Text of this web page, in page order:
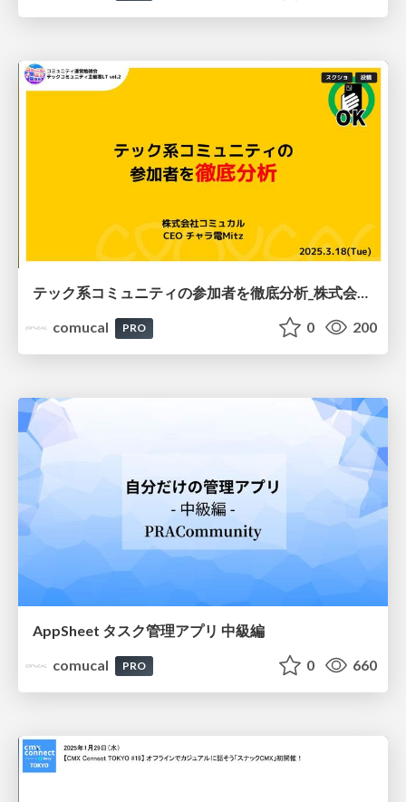
テック系コミュニティの参加者を徹底分析_株式会社コミュカル Mitz
comucal
PRO 0 200
AppSheet タスク管理アプリ 中級編
comucal
PRO 0 660